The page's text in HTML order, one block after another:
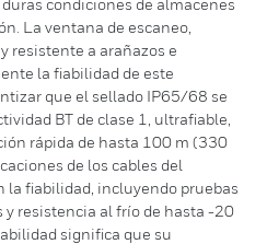
condiciones de almacenes
La ventana de escaneo,
resistente a arañazos e
la fiabilidad de este
que el sellado IP65/68 se
BT de clase 1, ultrafiable,
rápida de hasta 100 m (330
de los cables del
la fiabilidad, incluyendo pruebas
resistencia al frío de hasta -20
significa que su